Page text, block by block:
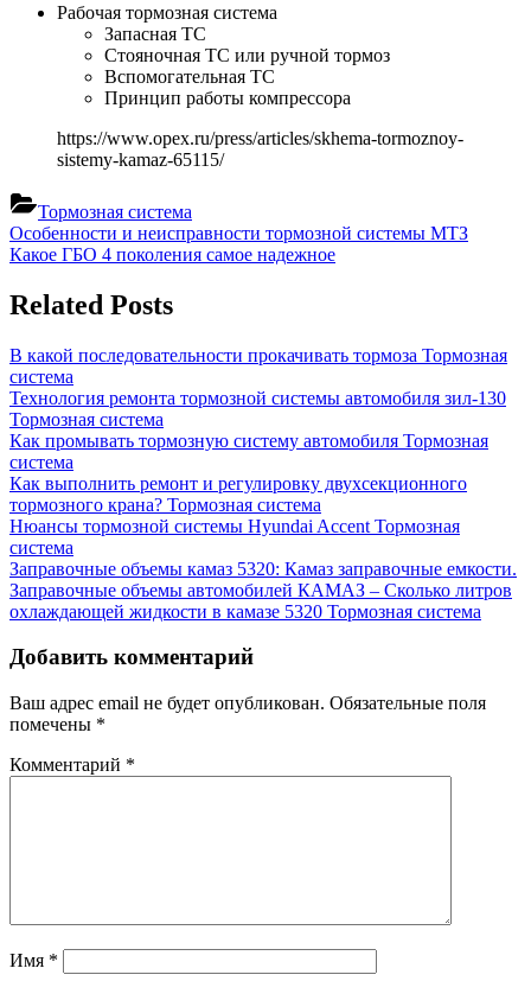
Рабочая тормозная система
Запасная ТС
Стояночная ТС или ручной тормоз
Вспомогательная ТС
Принцип работы компрессора
https://www.opex.ru/press/articles/skhema-tormoznoy-
sistemy-kamaz-65115/
Тормозная система
Навигация
по
записям
Previous
Post:
Особенности и неисправности тормозной системы МТЗ
Next
Какое ГБО 4 поколения самое надежное
Related Posts
В какой последовательности прокачивать тормоза Тормозная
система
Технология ремонта тормозной системы автомобиля зил-130
Тормозная система
Как промывать тормозную систему автомобиля Тормозная
система
Как выполнить ремонт и регулировку двухсекционного
тормозного крана? Тормозная система
Нюансы тормозной системы Hyundai Accent Тормозная
система
Заправочные объемы камаз 5320: Камаз заправочные емкости.
Заправочные объемы автомобилей КАМАЗ – Сколько литров
охлаждающей жидкости в камазе 5320 Тормозная система
Добавить комментарий
Ваш адрес email не будет опубликован. Обязательные поля
помечены *
Комментарий *
Имя *